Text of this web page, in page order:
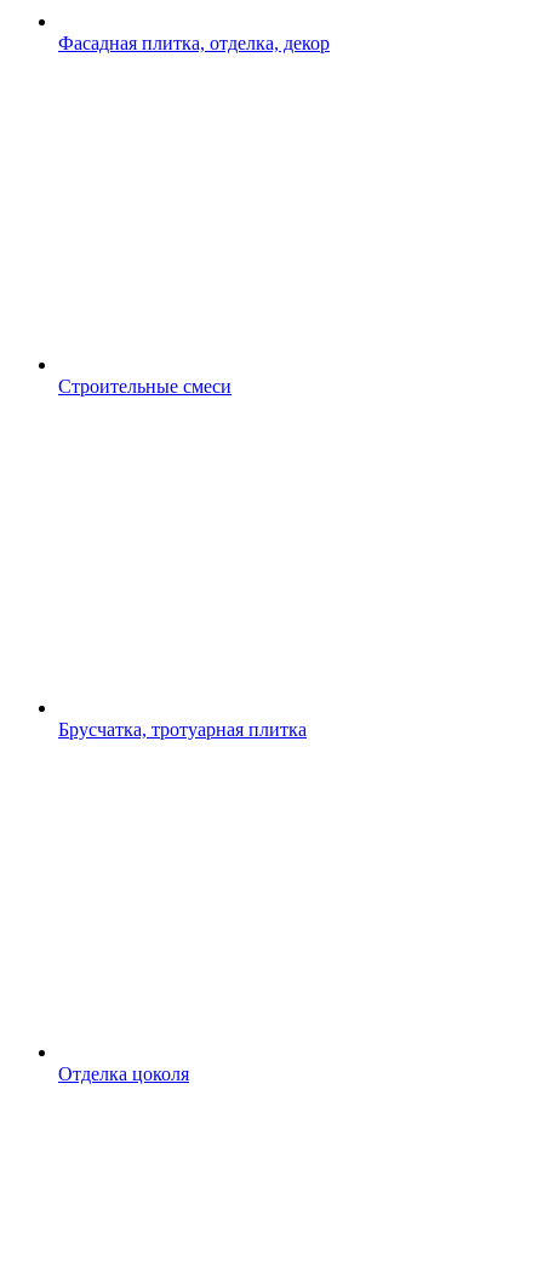
Фасадная плитка, отделка, декор
Строительные смеси
Брусчатка, тротуарная плитка
Отделка цоколя